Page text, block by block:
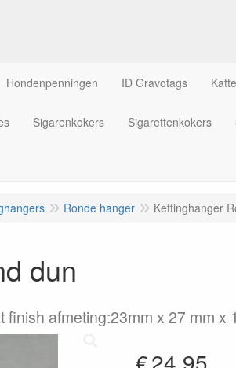
Hondenpenningen ID Gravotags
Sigarenkokers Sigarettenkokers
Ronde hanger Kettinghanger
dun
afmeting:23mm x 27 mm x
€24.95